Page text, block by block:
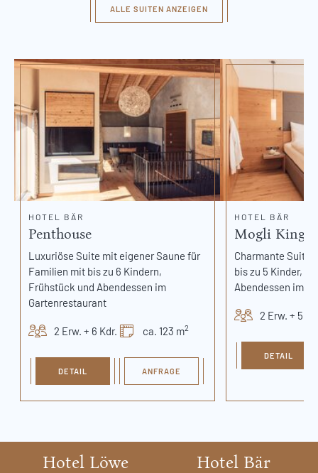
ALLE SUITEN ANZEIGEN
HOTEL BÄR
Penthouse
Luxuriöse Suite mit eigener Saune für
Familien mit bis zu 6 Kindern,
Frühstück und Abendessen im
Gartenrestaurant
2 Erw. + 6 Kdr. ca. 123 m2
DETAIL ANFRAGE
HOTEL BÄR
Mogli King
Charmante Suite
bis zu 5 Kinder,
Abendessen im
2 Erw. + 5
DETAIL
Hotel Löwe Hotel Bär